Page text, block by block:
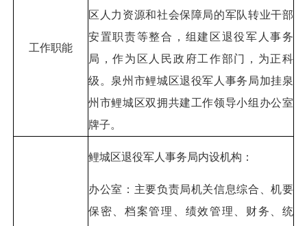
工作职能
区人力资源和社会保障局的军队转业干部
安置职责等整合，组建区退役军人事务
局，作为区人民政府工作部门，为正科
级。泉州市鲤城区退役军人事务局加挂泉
州市鲤城区双拥共建工作领导小组办公室
牌子。
鲤城区退役军人事务局内设机构：
办公室：主要负责局机关信息综合、机要
保密、档案管理、绩效管理、财务、统